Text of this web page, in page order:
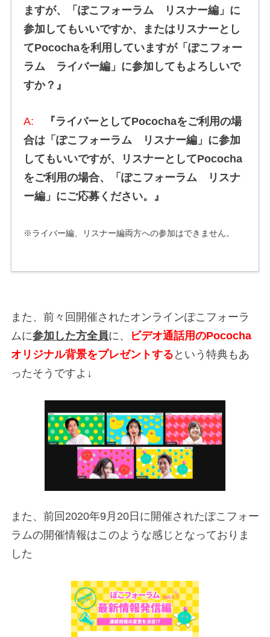
ますが、「ぽこフォーラム リスナー編」に
参加してもいいですか、またはリスナーとし
てPocochaを利用していますが「ぽこフォー
ラム ライバー編」に参加してもよろしいで
すか？』
A:
『ライバーとしてPocochaをご利用の場
合は「ぽこフォーラム リスナー編」に参加
してもいいですが、リスナーとしてPococha
をご利用の場合、「ぽこフォーラム リスナ
ー編」にご応募ください。』
※ライバー編、リスナー編両方への参加はできません。
また、前々回開催されたオンラインぽこフォーラ
ムに参加した方全員に、
ビデオ通話用のPococha
オリジナル背景をプレゼントする という特典もあ
ったそうですよ↓
また、前回2020年9月20日に開催されたぽこフォー
ラムの開催情報はこのような感じとなっておりま
した